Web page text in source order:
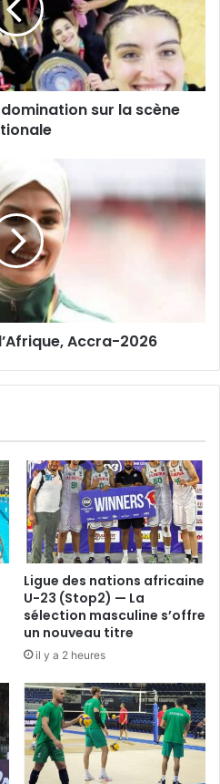
sur la scène
Accra-2026
Ligue des nations africaine
U-23 (Stop2) — La
sélection masculine s’offre
un nouveau titre
il y a 2 heures